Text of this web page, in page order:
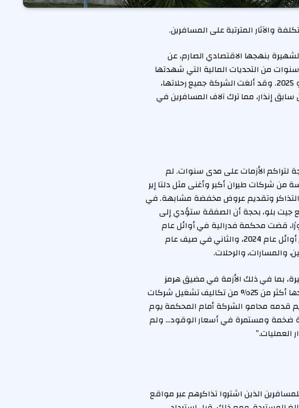
والآثار المترتبة على المسافرين.
بنهجها الاقتصادي الصارم، عن
من التحديات المالية التي شهدتها
الشركة، بما في ذلك تقديمها طلبي إفلاس في عامي 2024 و 2025. وقد ألغت الشركة جميع رحلاتها،
إنذار، مما ترك آلاف المسافرين في
لتراكم الأزمات على مدى سنوات. لم
منافسة شرسة من شركات طيران أكبر وأغنى مثل دلتا إير
التذاكر وتقديم عروض مخفضة مشابهة. في
مع جيت بلو، بحجة أن الصفقة ستؤدي إلى
قضت محكمة فدرالية في أوائل عام
2024 برفض الاندماج. تبع ذلك تقديم طلبات إفلاس، أولها في أوائل عام 2024، والثاني في صيف عام
بما في ذلك الأزمة في مضيق هرمز
وارتفاع أسعار الوقود بشكل كبير. وتشكل أسعار الوقود وحدها أكثر من 25% من تكاليف تشغيل شركات
قدمه محامو الشركة أمام المحكمة يوم
ضخمة ومستمرة في أسعار الوقود… ولم
العمليات.”
الذين اشتروا تذاكرهم عبر مواقع